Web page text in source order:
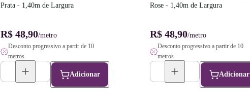
Prata - 1,40m de Largura
R$ 48,90/metro
Desconto progressivo a partir de 10
metros
Adicionar
Rose - 1,40m de Largura
R$ 48,90/metro
Desconto progressivo a partir de 10
metros
Adicionar